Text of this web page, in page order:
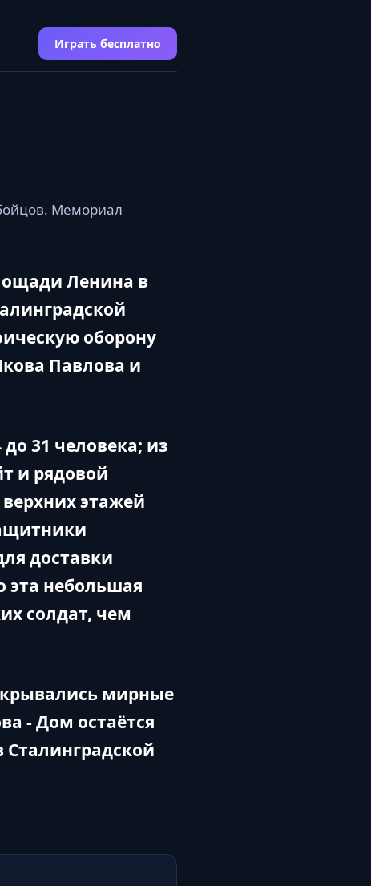
Играть бесплатно
Мемориал
Ленина в
оборону
Павлова и
31 человека; из
и рядовой
этажей
доставки
эта небольшая
солдат, чем
мирные
- Дом остаётся
Сталинградской